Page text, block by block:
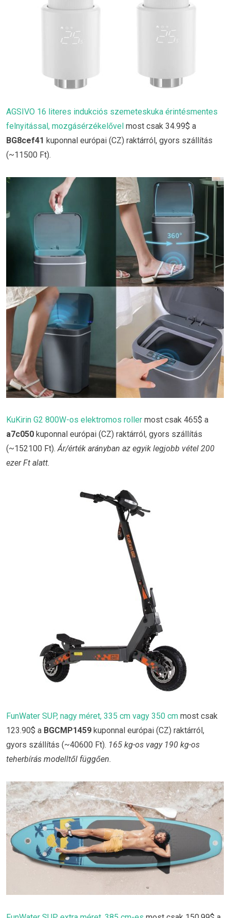
AGSIVO 16 literes indukciós szemeteskuka érintésmentes
felnyitással, mozgásérzékelővel most csak 34.99$ a
BG8cef41 kuponnal európai (CZ) raktárról, gyors szállítás
(~11500 Ft).
KuKirin G2 800W-os elektromos roller most csak 465$ a
a7c050 kuponnal európai (CZ) raktárról, gyors szállítás
(~152100 Ft).Ár/érték arányban az egyik legjobb vétel 200
ezer Ft alatt.
FunWater SUP, nagy méret, 335 cm vagy 350 cm most csak
123.90$ a BGCMP1459 kuponnal európai (CZ) raktárról,
gyors szállítás (~40600 Ft). 165 kg-os vagy 190 kg-os
teherbírás modelltől függően.